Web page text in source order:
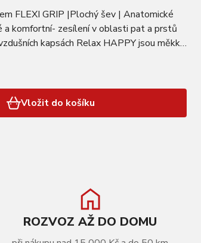
FLEXI GRIP |Plochý šev | Anatomické
a komfortní- zesílení v oblasti pat a prstů
kapsách Relax HAPPY jsou měkké
Vložit do košíku
ROZVOZ AŽ DO DOMU